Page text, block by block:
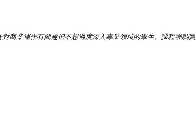
商業運作有興趣但不想過度深入專業領域的學生。課程強調